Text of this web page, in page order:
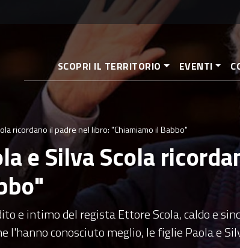
Salta
al
contenuto
principale
SCOPRI IL TERRITORIO EVENTI
ricordano il padre nel libro: "Chiamiamo il Babbo"
e Silva Scola
e intimo del regista Ettore Scola, caldo e
l'hanno conosciuto meglio, le figlie Paola e